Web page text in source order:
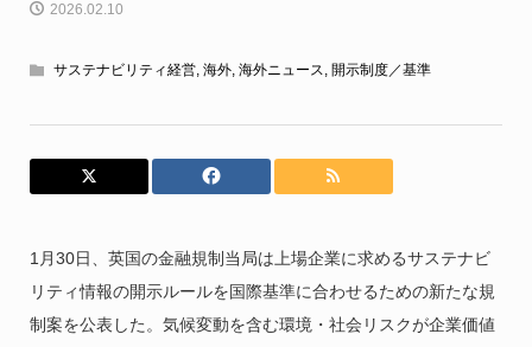
2026.02.10
サステナビリティ経営, 海外, 海外ニュース, 開示制度／基準
1月30日、英国の金融規制当局は上場企業に求めるサステナビ
リティ情報の開示ルールを国際基準に合わせるための新たな規
制案を公表した。気候変動を含む環境・社会リスクが企業価値